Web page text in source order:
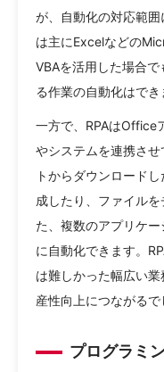
が、自動化の対応範
は主にExcelなどの
VBAを活用した場合
る作業の自動化はでき
一方で、RPAはOffice
やシステムを連携さ
トからダウンロード
成したり、ファイル
た、複数のアプリケ
に自動化できます。
は難しかった幅広い
産性向上につながるで
プログラミ